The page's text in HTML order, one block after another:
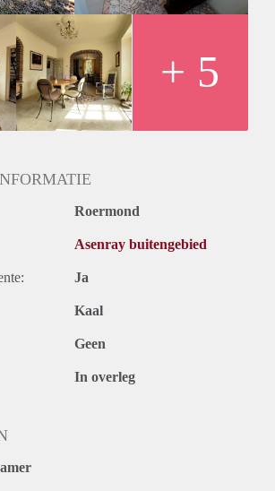
maand. Waarborgsom € 3000,-.
+ 5
Roermond
Asenray buitengebied
Ja
Kaal
Geen
In overleg